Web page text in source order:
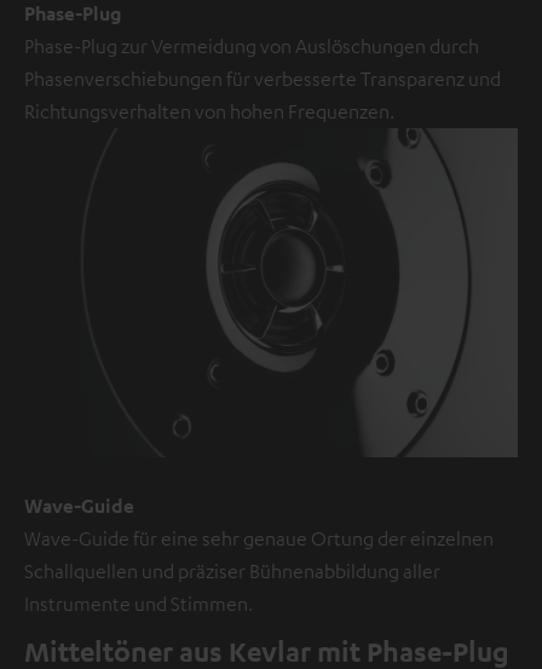
Phase-Plug
Phase-Plug zur Vermeidung von Auslöschungen durch
Phasenverschiebungen für verbesserte Transparenz und
Richtungsverhalten von hohen Frequenzen.
Wave-Guide
Wave-Guide für eine sehr genaue Ortung der einzelnen
Schallquellen und präziser Bühnenabbildung aller
Instrumente und Stimmen.
Mitteltöner aus Kevlar mit Phase-Plug